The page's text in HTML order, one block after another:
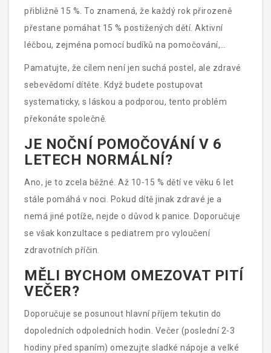
přibližně 15 %. To znamená, že každý rok přirozeně
přestane pomáhat 15 % postižených dětí. Aktivní
léčbou, zejména pomocí budíků na pomočování,
můžete tento proces urychlit a snížit psychologickou
zátěž.
Pamatujte, že cílem není jen suchá postel, ale zdravé
sebevědomí dítěte. Když budete postupovat
systematicky, s láskou a podporou, tento problém
překonáte společně.
JE NOČNÍ POMOČOVÁNÍ V 6
LETECH NORMÁLNÍ?
Ano, je to zcela běžné. Až 10-15 % dětí ve věku 6 let
stále pomáhá v noci. Pokud dítě jinak zdravé je a
nemá jiné potíže, nejde o důvod k panice. Doporučuje
se však konzultace s pediatrem pro vyloučení
zdravotních příčin.
MĚLI BYCHOM OMEZOVAT PITÍ
VEČER?
Doporučuje se posunout hlavní příjem tekutin do
dopoledních odpoledních hodin. Večer (poslední 2-3
hodiny před spaním) omezujte sladké nápoje a velké